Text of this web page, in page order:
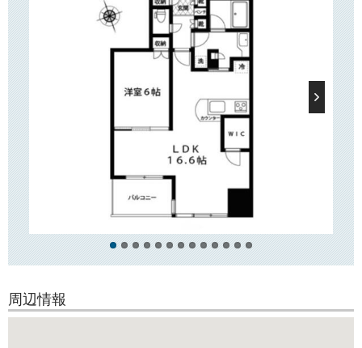
東京メトロ千代田線「根津」駅徒歩4分！
そのほか「千駄木」駅・「東大前」駅などもご利用いただけます。
1999年7月竣工・地上14階建て。
TVモニターつきオートロック・宅配ボックス完備で安心してお住まいい
「根津シティタワー」は大通りに面して建っており、近隣には「根津神
社」や「日本医大付属病院」、区立小中学校や「東京大学（弥生キャン
近隣にはドラッグストア、コンビニなどがございますので、日々のお買
い物にとても便利です！
周辺情報